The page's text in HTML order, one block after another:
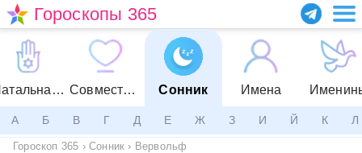
Гороскопы 365
Натальная карта Совместимость Сонник Имена
А Б В Г Д Е Ж З И Й К Л
Гороскоп 365 › Сонник › Вервольф